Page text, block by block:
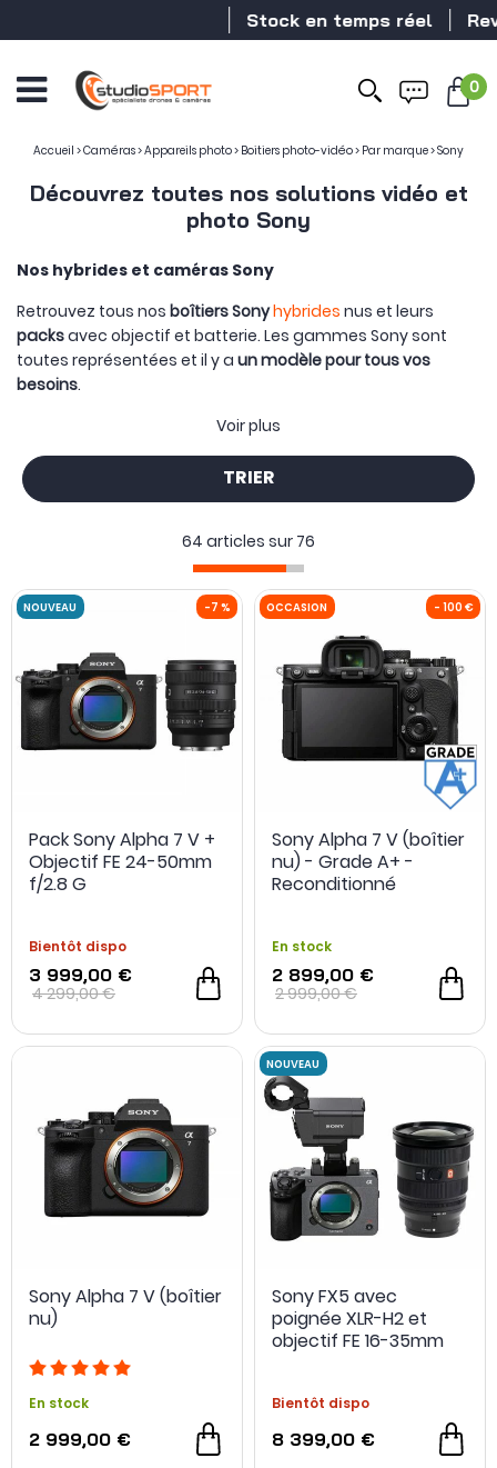
Stock en temps réel Revendeur DJI
0
Accueil >Caméras>Appareils photo> Boitiers photo-vidéo> Par marque>Sony
Découvrez toutes nos solutions vidéo et
photo Sony
Nos hybrides et caméras Sony
Retrouvez tous nos boîtiers Sonyhybrides nus et leurs
packsavec objectif et batterie. Les gammes Sony sont
toutes représentées et il y a un modèle pour tous vos
besoins.
Les novices ou aficionados d'autres marques que Sony
préféreront opter pour les Alpha 6400 et
disposer d'une première
configuration professionnelle.
Boostez votre configuration à un
grâce
professionnels et les créateurs de contenu exigeants.
complet et compact
emporter partout ? Optez pour les RX100 etRX0 II, petits
et robustes, ces bijoux de technologie sauront magnifier
Complétez ensuite votre équipement en vous équipant
d'accessoirescomplémentaires.
Voir plus
TRIER
64 articles sur 76
-7 %
Pack Sony Alpha 7 V +
Objectif FE 24-50mm
f/2.8 G
Bientôt dispo
3 999,00 €
4 299,00 €
OCCASION
Sony Alpha 7 V (boîtier
nu) - Grade A+ -
Reconditionné
En stock
2 899,00 €
2 999,00 €
Sony Alpha 7 V (boîtier
nu)
En stock
2 999,00 €
NOUVEAU
Sony FX5 avec
poignée XLR-H2 et
objectif FE 16-35mm
Bientôt dispo
8 399,00 €